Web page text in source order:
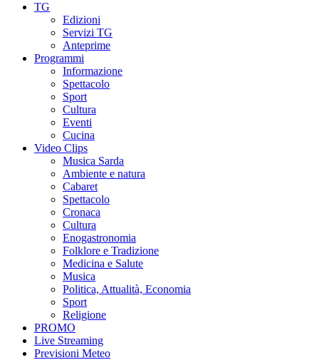
TG
Edizioni
Servizi TG
Anteprime
Programmi
Informazione
Spettacolo
Sport
Cultura
Eventi
Cucina
Video Clips
Musica Sarda
Ambiente e natura
Cabaret
Spettacolo
Cronaca
Cultura
Enogastronomia
Folklore e Tradizione
Medicina e Salute
Musica
Politica, Attualità, Economia
Sport
Religione
PROMO
Live Streaming
Previsioni Meteo